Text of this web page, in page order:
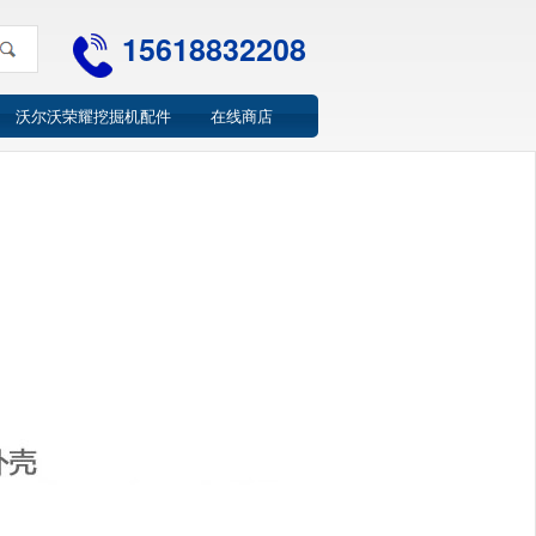
15618832208
沃尔沃荣耀挖掘机配件 在线商店